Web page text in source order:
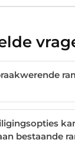
bestaande